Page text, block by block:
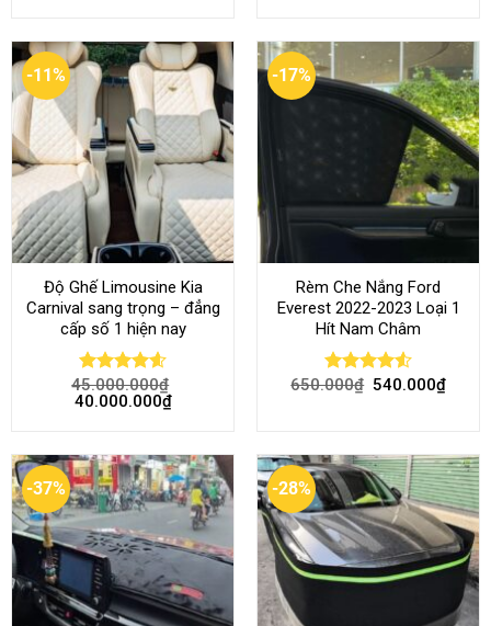
-11%
Độ Ghế Limousine Kia
Carnival sang trọng – đẳng
cấp số 1 hiện nay
Rated4.58
out of 5
45.000.000₫
40.000.000₫
-17%
Rèm Che Nắng Ford
Everest 2022-2023 Loại 1
Hít Nam Châm
Rated4.51
650.000₫ 540.000₫
-37% -28%